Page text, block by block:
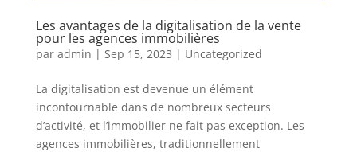
Les avantages de la digitalisation de la vente
pour les agences immobilières
par admin | Sep 15, 2023 | Uncategorized
La digitalisation est devenue un élément
incontournable dans de nombreux secteurs
d’activité, et l’immobilier ne fait pas exception. Les
agences immobilières, traditionnellement